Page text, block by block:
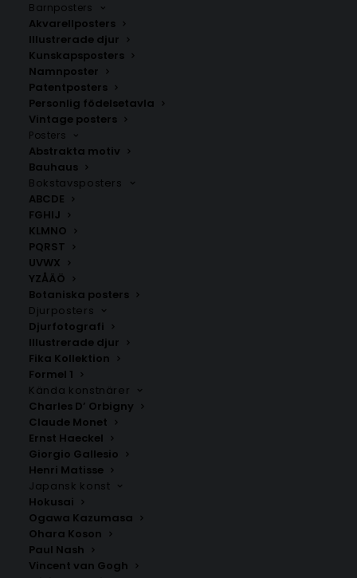
Barnposters
Akvarellposters
Illustrerade djur
Kunskapsposters
Namnposter
Patentposters
Personlig födelsetavla
Vintage posters
Posters
Abstrakta motiv
Bauhaus
Bokstavsposters
ABCDE
FGHIJ
KLMNO
PQRST
UVWX
YZÅÄÖ
Botaniska posters
Djurposters
Djurfotografi
Illustrerade djur
Fika Kollektion
Formel 1
Kända konstnärer
Charles D’ Orbigny
Claude Monet
Ernst Haeckel
Giorgio Gallesio
Henri Matisse
Japansk konst
Hokusai
Ogawa Kazumasa
Ohara Koson
Paul Nash
Vincent van Gogh
30×40 cm och 21×30 cm.
Öar,Sotenäs kommun
ANDRA KÖPTE ÄVEN
Kungshamn
Fr. 200.00